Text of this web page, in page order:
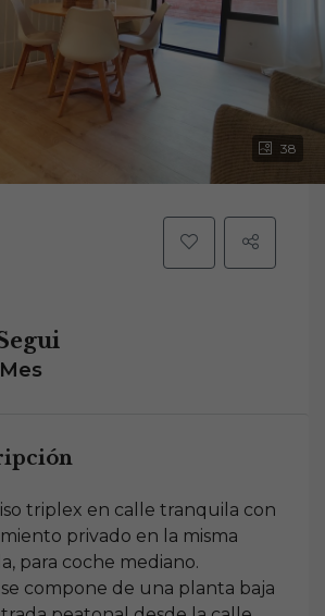
38
triplex en calle tranquila con
privado en la misma
para coche mediano.
se compone de una planta baja